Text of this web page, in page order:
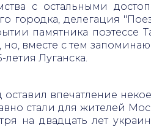
с остальными
городка, делегация
памятника поэтессе
вместе с тем
Луганска.
впечатление
стали для жителей
на двадцать лет